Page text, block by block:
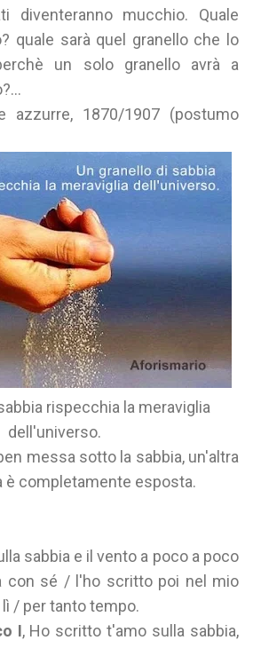
diventeranno mucchio. Quale
quale sarà quel granello che lo
un solo granello avrà a
azzurre, 1870/1907 (postumo
rispecchia la meraviglia
dell'universo.
messa sotto la sabbia, un'altra
è completamente esposta.
sabbia e il vento a poco a poco
con sé / l'ho scritto poi nel mio
/ per tanto tempo.
I, Ho scritto t'amo sulla sabbia,